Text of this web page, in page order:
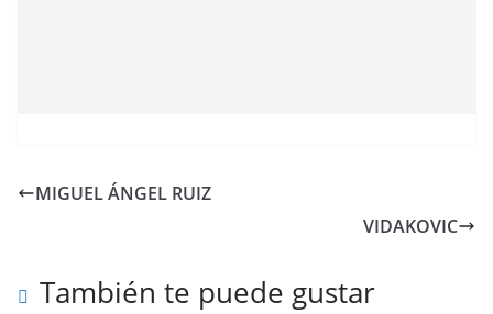
MIGUEL ÁNGEL RUIZ
VIDAKOVIC
También te puede gustar